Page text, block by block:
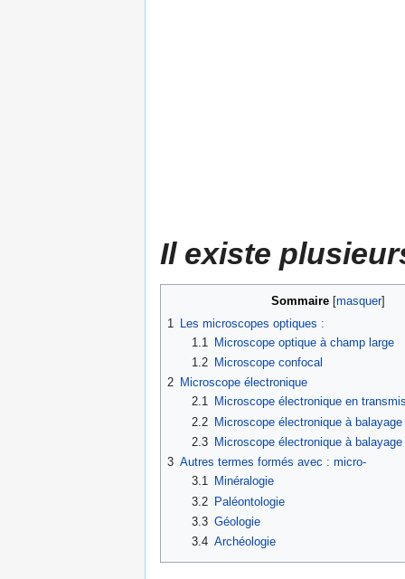
Il existe
Sommaire [masquer]
1
Les microscopes optiques :
1.1
Microscope optique à champ large
1.2
Microscope confocal
2 Microscope électronique
2.1
Microscope électronique en
2.2 Microscope électronique à
2.3
Microscope électronique à
3 Autres termes formés avec : micro-
3.1
Minéralogie
3.2 Paléontologie
3.3 Géologie
3.4 Archéologie